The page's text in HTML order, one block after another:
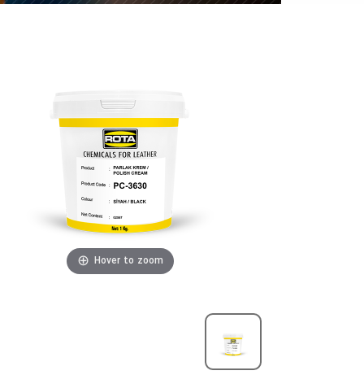
Hover to zoom